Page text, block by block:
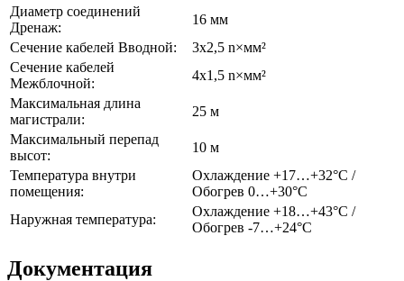
Диаметр соединений
Дренаж:
16 мм
Сечение кабелей Вводной:
3х2,5 n×мм²
Сечение кабелей
Межблочной:
4х1,5 n×мм²
Максимальная длина
магистрали:
25 м
Максимальный перепад
высот:
10 м
Температура внутри
помещения:
Охлаждение +17…+32°С /
Обогрев 0…+30°С
Наружная температура:
Охлаждение +18…+43°С /
Обогрев -7…+24°С
Документация